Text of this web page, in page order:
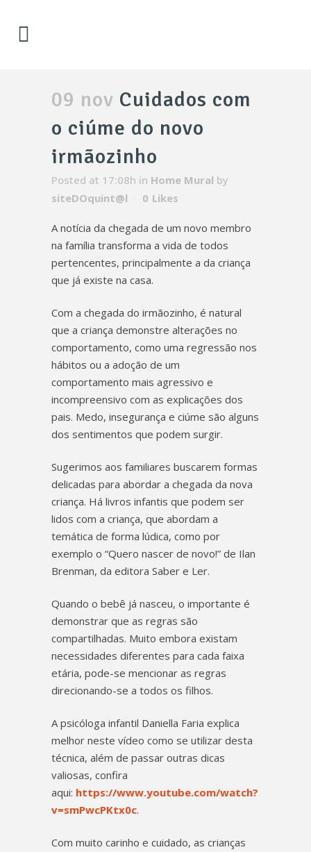
09 nov Cuidados com
o ciúme do novo
irmãozinho
Posted at 17:08h in Home Mural by
siteDOquint@l
0 Likes
A notícia da chegada de um novo membro
na família transforma a vida de todos
pertencentes, principalmente a da criança
que já existe na casa.
Com a chegada do irmãozinho, é natural
que a criança demonstre alterações no
comportamento, como uma regressão nos
hábitos ou a adoção de um
comportamento mais agressivo e
incompreensivo com as explicações dos
pais. Medo, insegurança e ciúme são alguns
dos sentimentos que podem surgir.
Sugerimos aos familiares buscarem formas
delicadas para abordar a chegada da nova
criança. Há livros infantis que podem ser
lidos com a criança, que abordam a
temática de forma lúdica, como por
exemplo o “Quero nascer de novo!” de Ilan
Brenman, da editora Saber e Ler.
Quando o bebê já nasceu, o importante é
demonstrar que as regras são
compartilhadas. Muito embora existam
necessidades diferentes para cada faixa
etária, pode-se mencionar as regras
direcionando-se a todos os filhos.
A psicóloga infantil Daniella Faria explica
melhor neste vídeo como se utilizar desta
técnica, além de passar outras dicas
valiosas, confira
aqui: https://www.youtube.com/watch?
v=smPwcPKtx0c.
Com muito carinho e cuidado, as crianças